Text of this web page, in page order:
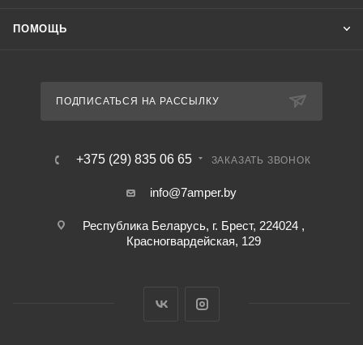
ПОМОЩЬ
ПОДПИСАТЬСЯ НА РАССЫЛКУ
+375 (29) 835 06 65 ЗАКАЗАТЬ ЗВОНОК
info@7amper.by
Республика Беларусь, г. Брест, 224024 ,
Красногвардейская, 129